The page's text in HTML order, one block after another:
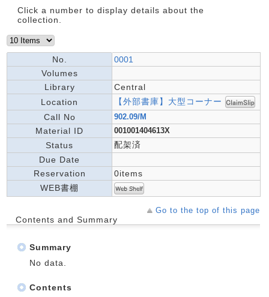
Click a number to display details about the
collection.
No.
0001
Volumes
Library
Central
Location
【外部書庫】大型コーナー
Call No
902.09/M
Material ID 001001404613X
Status
配架済
Due Date
Reservation
0items
WEB書棚
Go to the top of this page
Contents and Summary
Summary
No data.
Contents